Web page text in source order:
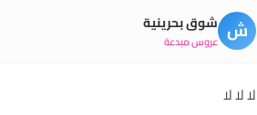
ش شوق بحرينية
عروس مبدعة
لا لا لا